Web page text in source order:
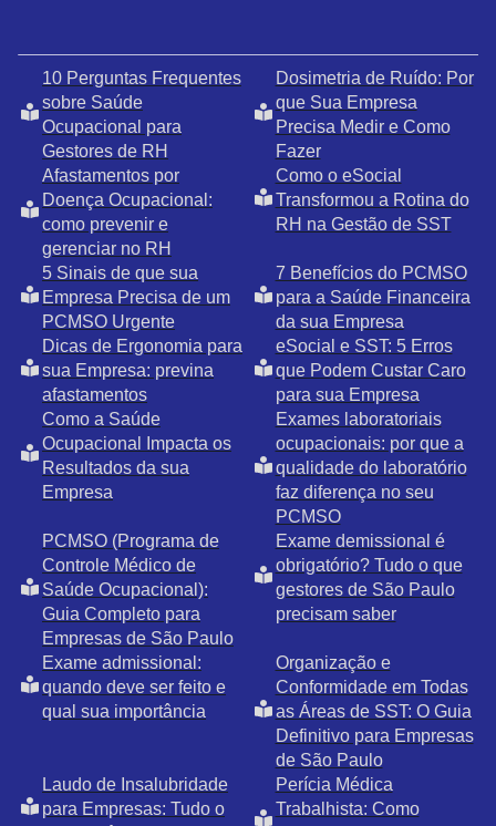
10 Perguntas Frequentes
sobre Saúde
Ocupacional para
Gestores de RH
Dosimetria de Ruído: Por
que Sua Empresa
Precisa Medir e Como
Fazer
Afastamentos por
Doença Ocupacional:
como prevenir e
gerenciar no RH
Como o eSocial
Transformou a Rotina do
RH na Gestão de SST
5 Sinais de que sua
Empresa Precisa de um
PCMSO Urgente
7 Benefícios do PCMSO
para a Saúde Financeira
da sua Empresa
Dicas de Ergonomia para
sua Empresa: previna
afastamentos
eSocial e SST: 5 Erros
que Podem Custar Caro
para sua Empresa
Como a Saúde
Ocupacional Impacta os
Resultados da sua
Empresa
Exames laboratoriais
ocupacionais: por que a
qualidade do laboratório
faz diferença no seu
PCMSO
PCMSO (Programa de
Controle Médico de
Saúde Ocupacional):
Guia Completo para
Empresas de São Paulo
Exame demissional é
obrigatório? Tudo o que
gestores de São Paulo
precisam saber
Exame admissional:
quando deve ser feito e
qual sua importância
Organização e
Conformidade em Todas
as Áreas de SST: O Guia
Definitivo para Empresas
de São Paulo
Laudo de Insalubridade
para Empresas: Tudo o
Perícia Médica
Trabalhista: Como